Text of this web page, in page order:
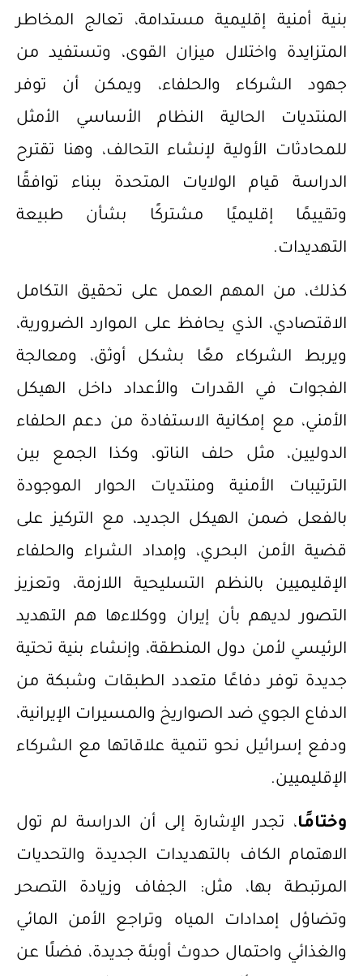
بنية أمنية إقليمية مستدامة، تعالج المخاطر
المتزايدة واختلال ميزان القوى، وتستفيد من
جهود الشركاء والحلفاء، ويمكن أن توفر
المنتديات الحالية النظام الأساسي الأمثل
للمحادثات الأولية لإنشاء التحالف، وهنا تقترح
الدراسة قيام الولايات المتحدة ببناء توافقًا
وتقييمًا إقليميًا مشتركًا بشأن طبيعة
التهديدات.
كذلك، من المهم العمل على تحقيق التكامل
الاقتصادي، الذي يحافظ على الموارد الضرورية،
ويربط الشركاء معًا بشكل أوثق، ومعالجة
الفجوات في القدرات والأعداد داخل الهيكل
الأمني، مع إمكانية الاستفادة من دعم الحلفاء
الدوليين، مثل حلف الناتو، وكذا الجمع بين
الترتيبات الأمنية ومنتديات الحوار الموجودة
بالفعل ضمن الهيكل الجديد، مع التركيز على
قضية الأمن البحري، وإمداد الشراء والحلفاء
الإقليميين بالنظم التسليحية اللازمة، وتعزيز
التصور لديهم بأن إيران ووكلاءها هم التهديد
الرئيسي لأمن دول المنطقة، وإنشاء بنية تحتية
جديدة توفر دفاعًا متعدد الطبقات وشبكة من
الدفاع الجوي ضد الصواريخ والمسيرات الإيرانية،
ودفع إسرائيل نحو تنمية علاقاتها مع الشركاء
الإقليميين.
وختامًا، تجدر الإشارة إلى أن الدراسة لم تول
الاهتمام الكاف بالتهديدات الجديدة والتحديات
المرتبطة بها، مثل: الجفاف وزيادة التصحر
وتضاؤل إمدادات المياه وتراجع الأمن المائي
والغذائي واحتمال حدوث أوبئة جديدة، فضلًا عن